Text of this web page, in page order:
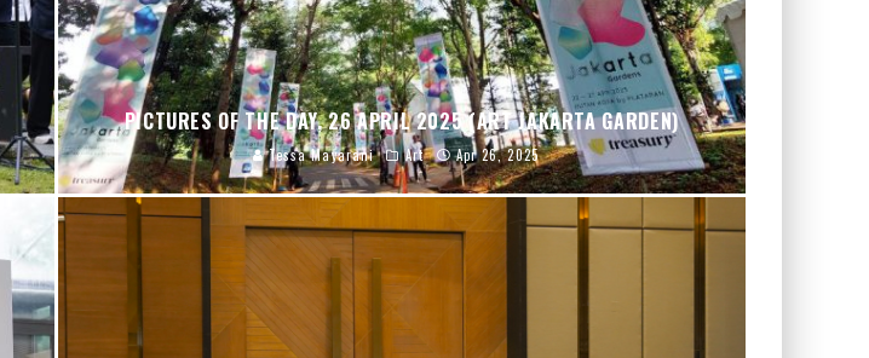
PICTURES OF THE DAY, 26 APRIL 2025 (ART JAKARTA GARDEN)
Tessa Mayarani Art Apr 26, 2025